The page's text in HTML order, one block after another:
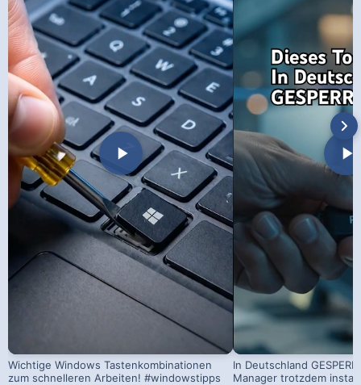
Wichtige Windows Tastenkombinationen
zum schnelleren Arbeiten! #windowstipps
In Deutschland
Manager trotzdem